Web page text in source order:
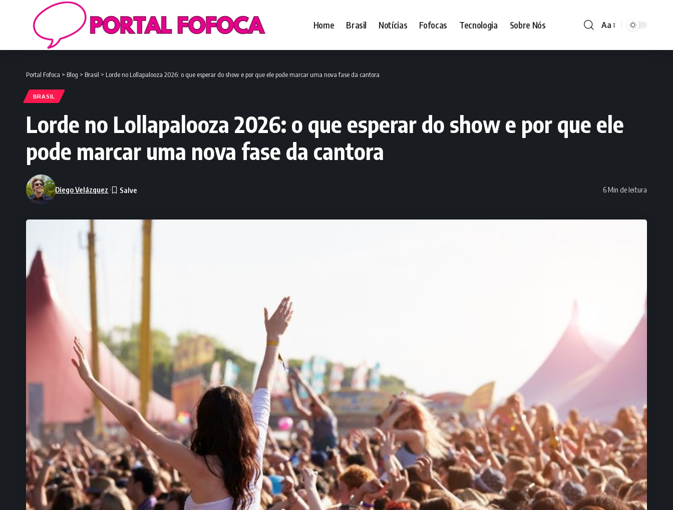
Home Brasil Notícias Fofocas Tecnologia Sobre Nós
Font
Aa
Portal Fofoca > Blog > Brasil > Lorde no Lollapalooza 2026: o que esperar do show e por que ele pode marcar uma nova fase da cantora
BRASIL
Lorde no Lollapalooza 2026: o que esperar do show e por que ele
pode marcar uma nova fase da cantora
Diego Velázquez 6 Min de leitura